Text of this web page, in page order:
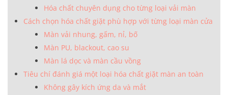
Hóa chất chuyên dụng cho từng loại vải màn
Cách chọn hóa chất giặt phù hợp với từng loại màn cửa
Màn vải nhung, gấm, nỉ, bố
Màn PU, blackout, cao su
Màn lá dọc và màn cầu vồng
Tiêu chí đánh giá một loại hóa chất giặt màn an toàn
Không gây kích ứng da và mắt